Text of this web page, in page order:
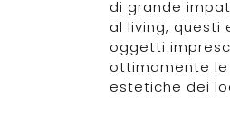
di grande
al living, questi
oggetti
ottimamente
estetiche dei